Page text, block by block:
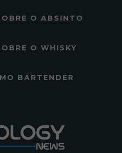
O ABSINTO
O WHISKY
BARTENDER